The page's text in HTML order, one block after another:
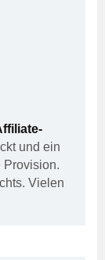
und ein
Provision.
Vielen